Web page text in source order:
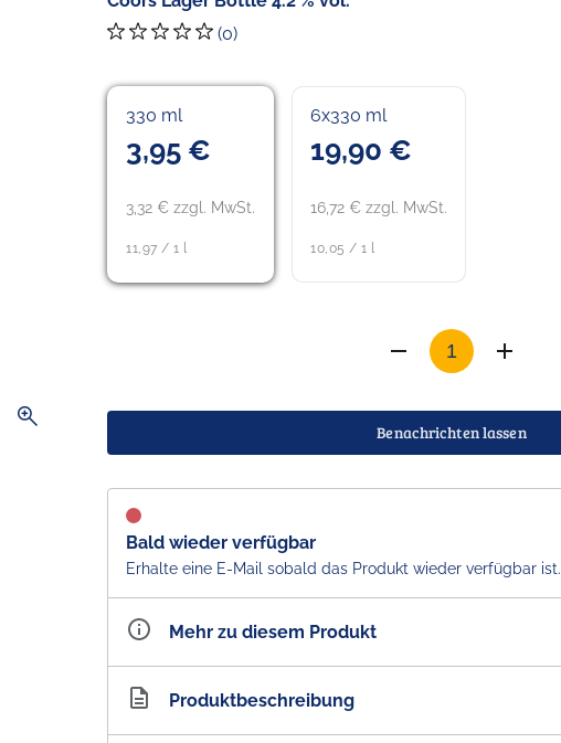
zoom_in
(0)
330 ml
3,95 €
3,32 € zzgl. MwSt.
11,97 / 1 l
6x330 ml
19,90 €
16,72 € zzgl. MwSt.
10,05 / 1 l
Benachrichten lassen
Bald wieder verfügbar
Erhalte eine E-Mail sobald das Produkt wieder verfügbar ist.
Mehr zu diesem Produkt
Artikelnummer AU101333
Produktbeschreibung